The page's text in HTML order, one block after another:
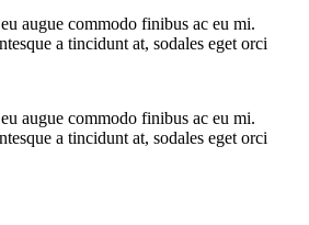
augue commodo finibus ac eu mi.
a tincidunt at, sodales eget orci
augue commodo finibus ac eu mi.
a tincidunt at, sodales eget orci